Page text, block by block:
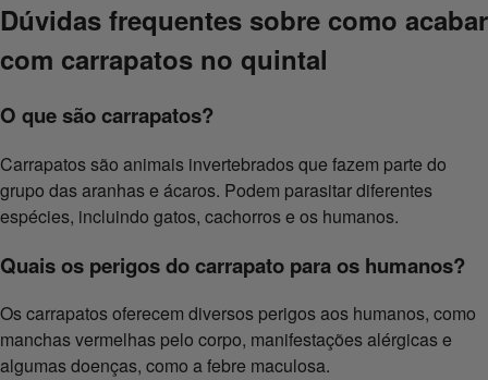
Dúvidas frequentes sobre como acabar
com carrapatos no quintal
O que são carrapatos?
Carrapatos são animais invertebrados que fazem parte do
grupo das aranhas e ácaros. Podem parasitar diferentes
espécies, incluindo gatos, cachorros e os humanos.
Quais os perigos do carrapato para os humanos?
Os carrapatos oferecem diversos perigos aos humanos, como
manchas vermelhas pelo corpo, manifestações alérgicas e
algumas doenças, como a febre maculosa.